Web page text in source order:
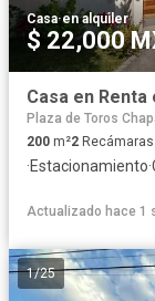
Casa·en alquiler
$ 22,000
Casa en Renta
Plaza de Toros
200 m²2 Recámaras
·Estacionamiento·
Actualizado hace 1
1/25